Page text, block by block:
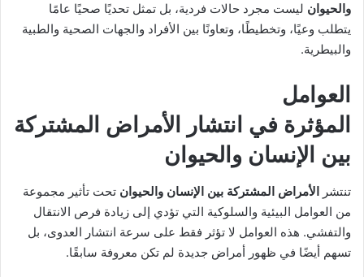
والحيوان ليست مجرد حالات فردية، بل تمثل تحديًا صحيًا عامًا
يتطلب وعيًا، وتخطيطًا، وتعاونًا بين الأفراد والجهات الصحية والطبية
والبيطرية.
العوامل
المؤثرة في انتشار
الأمراض المشتركة
بين الإنسان والحيوان
تنتشر الأمراض المشتركة بين الإنسان والحيوان تحت تأثير مجموعة
من العوامل البيئية والسلوكية التي تؤدي إلى زيادة فرص الانتقال
والتفشي. هذه العوامل لا تؤثر فقط على سرعة انتشار العدوى، بل
تسهم أيضًا في ظهور أمراض جديدة لم تكن معروفة سابقًا.